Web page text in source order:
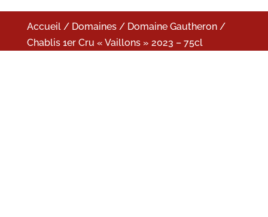
Accueil/ Domaines/ Domaine Gautheron/
Chablis 1er Cru « Vaillons » 2023 – 75cl